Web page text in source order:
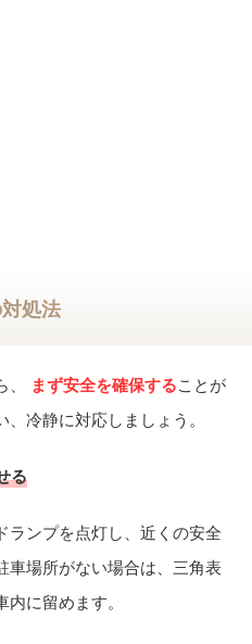
処法
まず安全を確保することが
冷静に対応しましょう。
る
ランプを点灯し、近くの安全
車場所がない場合は、三角表
に留めます。